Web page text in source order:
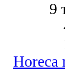
9
Horeca